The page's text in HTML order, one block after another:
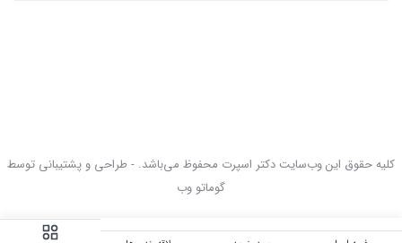
کلیه حقوق این وب‌سایت دکتر اسپرت محفوظ می‌باشد. - طراحی و پشتیبانی توسط
گوماتو وب